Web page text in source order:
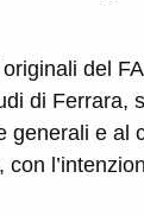
del
di Ferrara,
generali e al
con